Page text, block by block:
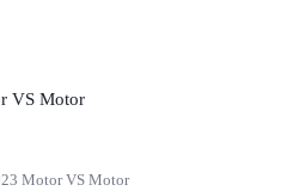
Motor VS Motor